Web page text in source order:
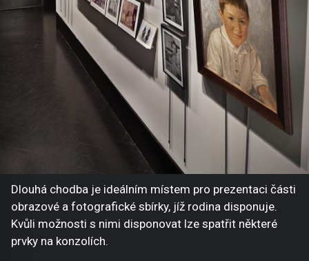
Dlouhá chodba je ideálním místem pro prezentaci části
obrazové a fotografické sbírky, jíž rodina disponuje.
Kvůli možnosti s nimi disponovat lze spatřit některé
prvky na konzolích.